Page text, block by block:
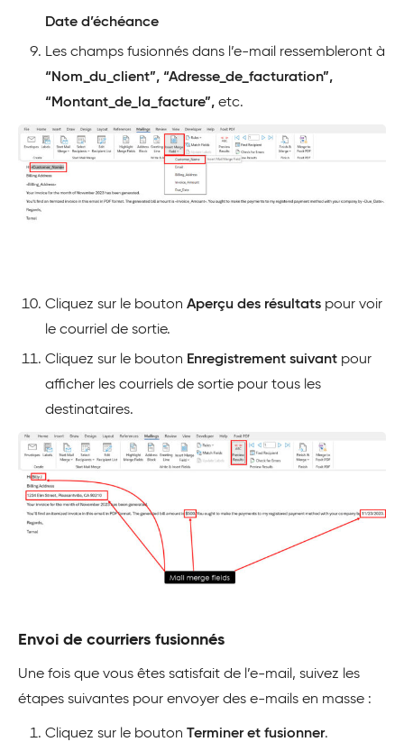
Date d’échéance
Les champs fusionnés dans l’e-mail ressembleront à
“Nom_du_client”, “Adresse_de_facturation”,
“Montant_de_la_facture”, etc.
Cliquez sur le bouton Aperçu des résultats pour voir
le courriel de sortie.
Cliquez sur le bouton Enregistrement suivant pour
afficher les courriels de sortie pour tous les
destinataires.
Envoi de courriers fusionnés
Une fois que vous êtes satisfait de l’e-mail, suivez les
étapes suivantes pour envoyer des e-mails en masse :
Cliquez sur le bouton Terminer et fusionner.